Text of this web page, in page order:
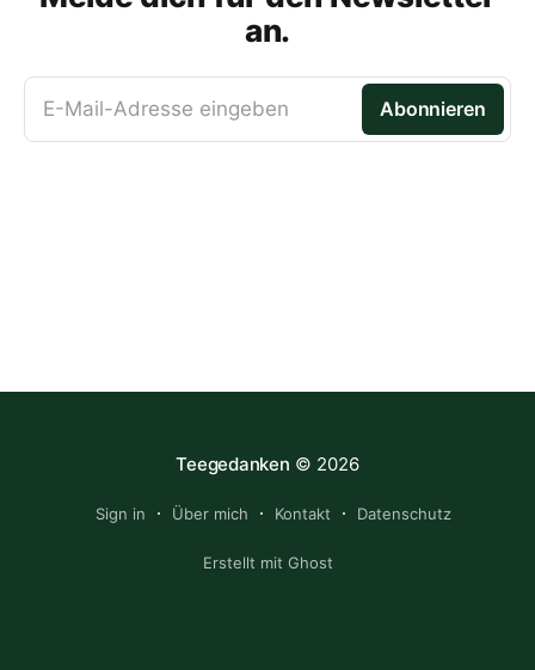
an.
E-Mail-Adresse eingeben Abonnieren
Teegedanken © 2026
Sign in Über mich Kontakt Datenschutz
Erstellt mit Ghost